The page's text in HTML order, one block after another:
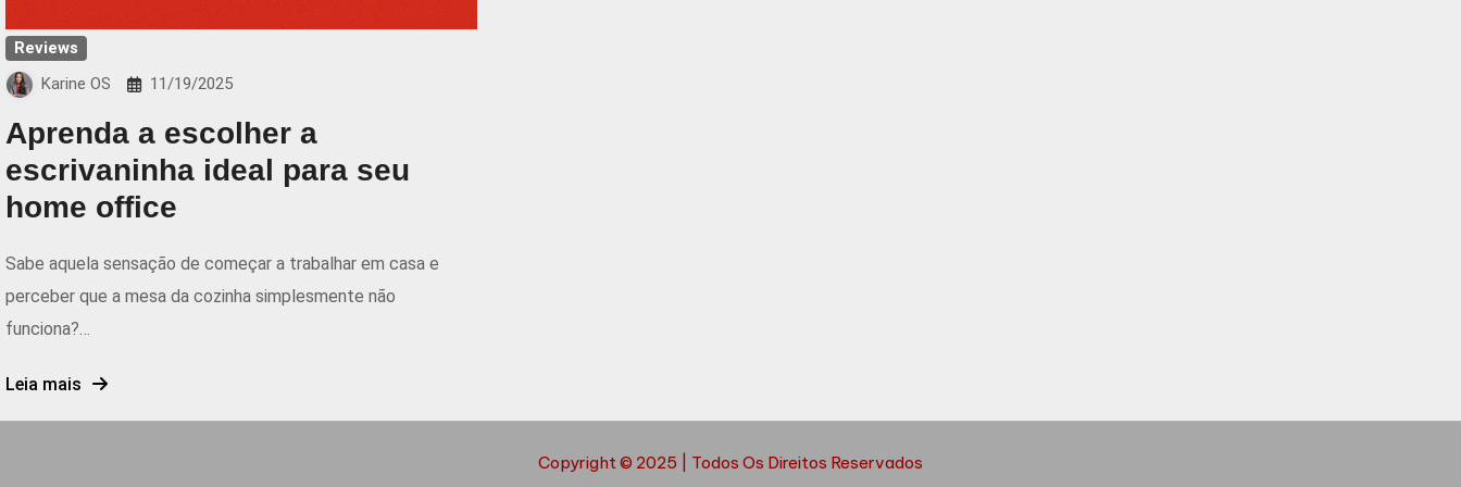
Reviews
Karine OS
11/19/2025
Aprenda a escolher a
escrivaninha ideal para seu
home office
Sabe aquela sensação de começar a trabalhar em casa e
perceber que a mesa da cozinha simplesmente não
funciona?…
Leia mais
Copyright © 2025 | Todos Os Direitos Reservados